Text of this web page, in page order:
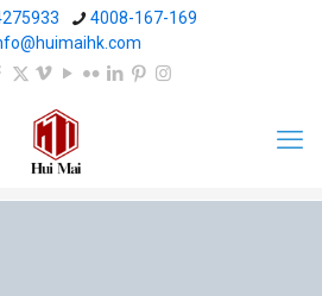
4008-167-169